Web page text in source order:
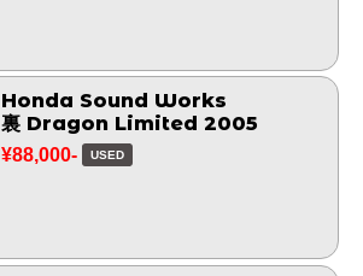
Honda Sound Works
裏 Dragon Limited 2005
¥88,000- USED